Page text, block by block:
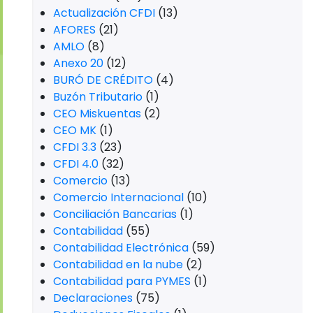
Actualización CFDI (13)
AFORES (21)
AMLO (8)
Anexo 20 (12)
BURÓ DE CRÉDITO (4)
Buzón Tributario (1)
CEO Miskuentas (2)
CEO MK (1)
CFDI 3.3 (23)
CFDI 4.0 (32)
Comercio (13)
Comercio Internacional (10)
Conciliación Bancarias (1)
Contabilidad (55)
Contabilidad Electrónica (59)
Contabilidad en la nube (2)
Contabilidad para PYMES (1)
Declaraciones (75)